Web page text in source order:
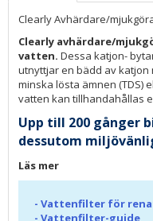
Clearly Avhärdare/
Clearly avhärdare/
vatten. Dessa katjon-
utnyttjar en bädd av
minska lösta ämnen (TDS)
vatten kan tillhandahållas
Upp till 200 gånger
dessutom
Läs mer
- Vattenfilter för
- Vattenfilter-guide